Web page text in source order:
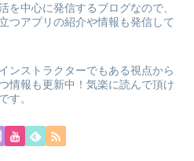
を中心に発信するブログなので、
つアプリの紹介や情報も発信して
ンストラクターでもある視点から
情報も更新中！気楽に読んで頂け
す。